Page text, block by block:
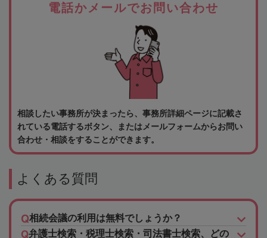
電話かメールでお問い合わせ
相談したい事務所が決まったら、事務所詳細ページに記載さ
れている電話するボタン、またはメールフォームからお問い
合わせ・相談をすることができます。
よくある質問
相続会議の利用は無料でしょうか？
弁護士検索・税理士検索・司法書士検索、どの